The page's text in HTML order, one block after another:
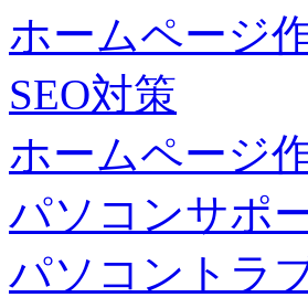
ホームページ
SEO対策
ホームページ
パソコンサポ
パソコントラ